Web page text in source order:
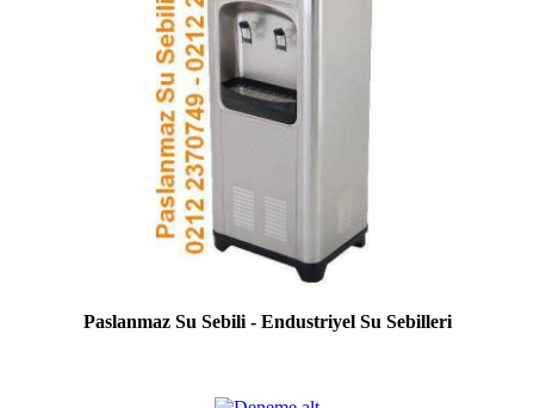
Paslanmaz Su Sebili - Endustriyel Su Sebilleri